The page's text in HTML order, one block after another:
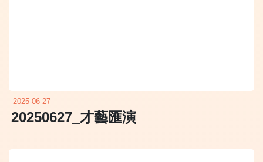
2025-06-27
20250627_才藝匯演